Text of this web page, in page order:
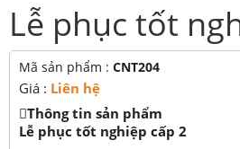
Lễ phục tốt
Mã sản phẩm : CNT204
Giá : Liên hệ
Thông tin sản phẩm
Lễ phục tốt nghiệp cấp 2